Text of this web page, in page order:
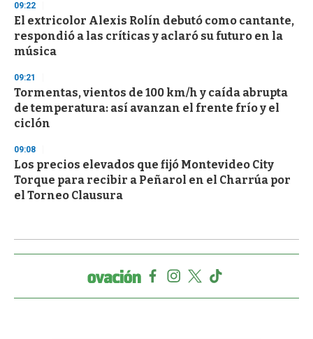
09:22
El extricolor Alexis Rolín debutó como cantante,
respondió a las críticas y aclaró su futuro en la
música
09:21
Tormentas, vientos de 100 km/h y caída abrupta
de temperatura: así avanzan el frente frío y el
ciclón
09:08
Los precios elevados que fijó Montevideo City
Torque para recibir a Peñarol en el Charrúa por
el Torneo Clausura